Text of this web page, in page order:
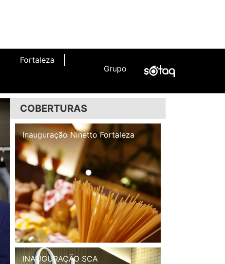
Fortaleza
Grupo
COBERTURAS
Inauguração Illa Café
INAUGURAÇÃO SCA